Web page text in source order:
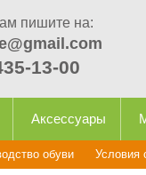
пишите на:
13-00
Аксессуары
обуви Условия